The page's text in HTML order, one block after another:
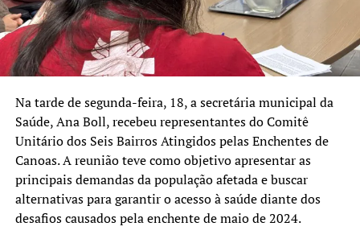
Na tarde de segunda-feira, 18, a secretária municipal da
Saúde, Ana Boll, recebeu representantes do Comitê
Unitário dos Seis Bairros Atingidos pelas Enchentes de
Canoas. A reunião teve como objetivo apresentar as
principais demandas da população afetada e buscar
alternativas para garantir o acesso à saúde diante dos
desafios causados pela enchente de maio de 2024.